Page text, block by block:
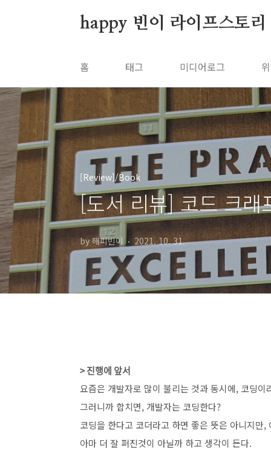
happy 빈이 라이프스토리
홈 태그 미디어로그
[Review]/Book
[도서 리뷰] 코드 크래
by 해피빈이 2021. 10. 31.
> 진행에 앞서
요즘은 개발자로 많이 불리는 것과 동시에, 코딩이
그러니까 합치면, 개발자는 코딩한다?
코딩을 한다고 코더라고 하면 좋은 뜻은 아니지만
아마 더 잘 퍼진것이 아닐까 하고 생각이 든다.